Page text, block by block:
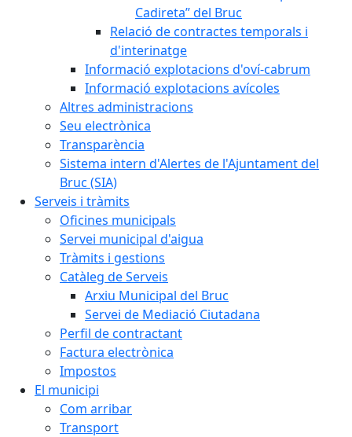
Cadireta” del Bruc
Relació de contractes temporals i
d'interinatge
Informació explotacions d'oví-cabrum
Informació explotacions avícoles
Altres administracions
Seu electrònica
Transparència
Sistema intern d'Alertes de l'Ajuntament del
Bruc (SIA)
Serveis i tràmits
Oficines municipals
Servei municipal d'aigua
Tràmits i gestions
Catàleg de Serveis
Arxiu Municipal del Bruc
Servei de Mediació Ciutadana
Perfil de contractant
Factura electrònica
Impostos
El municipi
Com arribar
Transport